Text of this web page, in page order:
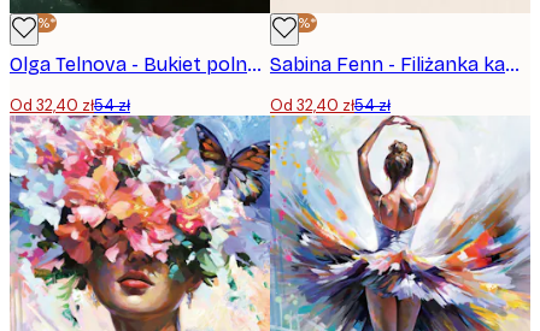
-40%*
Olga Telnova - Bukiet polnych kwiatów Plakat
Od 32,40 zł54 zł
-40%*
Sabina Fenn - Filiżanka kawy Plakat
Od 32,40 zł54 zł